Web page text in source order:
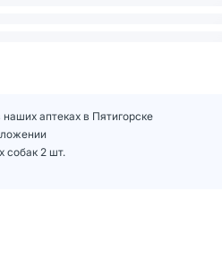
аптеках в Пятигорске
собак 2 шт.